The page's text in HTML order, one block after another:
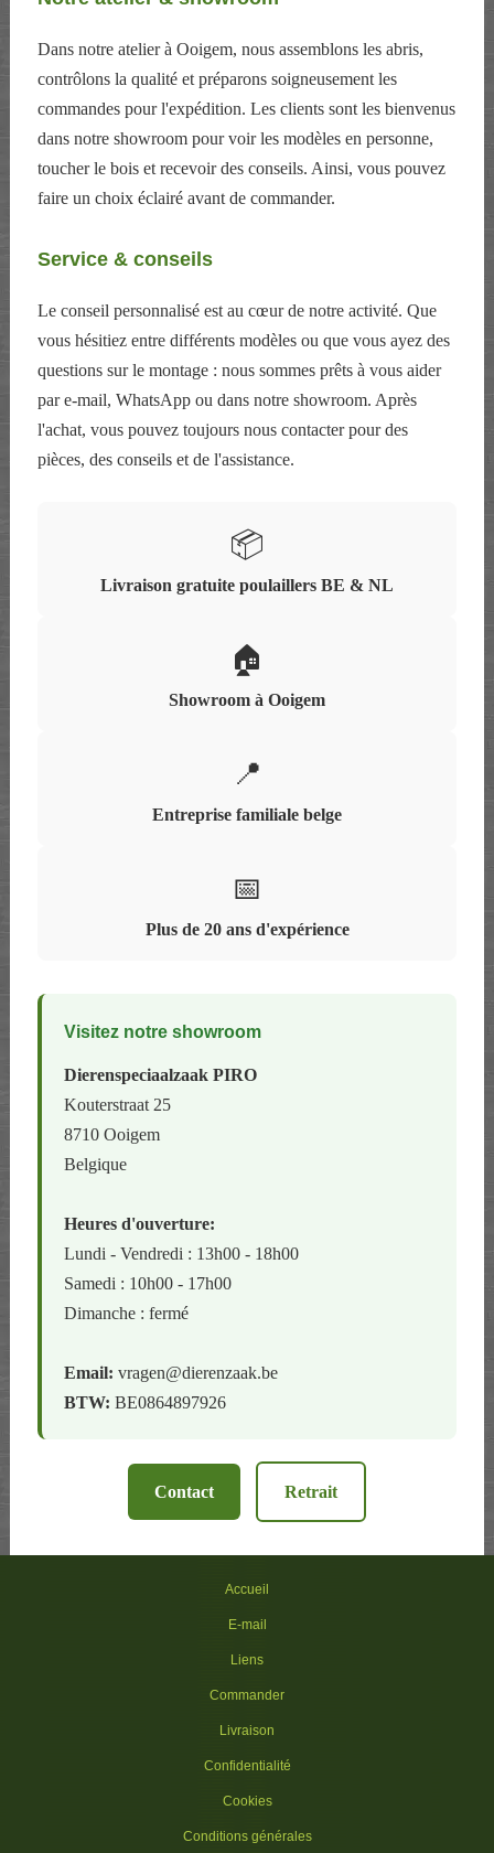
Dans notre atelier à Ooigem, nous assemblons les abris,
contrôlons la qualité et préparons soigneusement les
commandes pour l'expédition. Les clients sont les bienvenus
dans notre showroom pour voir les modèles en personne,
toucher le bois et recevoir des conseils. Ainsi, vous pouvez
faire un choix éclairé avant de commander.
Service & conseils
Le conseil personnalisé est au cœur de notre activité. Que
vous hésitiez entre différents modèles ou que vous ayez des
questions sur le montage : nous sommes prêts à vous aider
par e-mail, WhatsApp ou dans notre showroom. Après
l'achat, vous pouvez toujours nous contacter pour des
pièces, des conseils et de l'assistance.
📦
Livraison gratuite poulaillers BE & NL
🏠
Showroom à Ooigem
📍
Entreprise familiale belge
📅
Plus de 20 ans d'expérience
Visitez notre showroom
Dierenspeciaalzaak PIRO
Kouterstraat 25
8710 Ooigem
Belgique
Heures d'ouverture:
Lundi - Vendredi : 13h00 - 18h00
Samedi : 10h00 - 17h00
Dimanche : fermé
Email: vragen@dierenzaak.be
BTW: BE0864897926
Contact Retrait
Accueil
E-mail
Liens
Commander
Livraison
Confidentialité
Cookies
Conditions générales